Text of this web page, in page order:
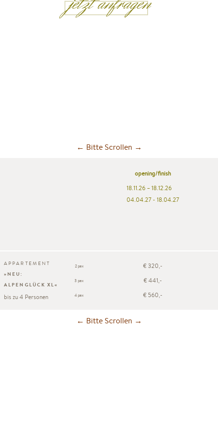
← Bitte Scrollen →
APPARTEMENT
»NEU:
ALPENGLÜCK XL«
bis zu 4 Personen
2 pax
3 pax
4 pax
opening/finish
18.11.26 – 18.12.26
04.04.27 - 18.04.27
€ 320,-
€ 441,-
€ 560,-
← Bitte Scrollen →